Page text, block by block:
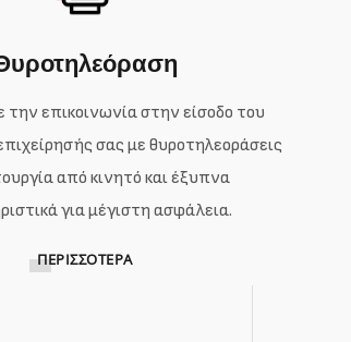
την επικοινωνία στην είσοδο του
σας με θυροτηλεοράσεις
από κινητό και έξυπνα
για μέγιστη ασφάλεια.
ΠΕΡΙΣΣΌΤΕΡΑ